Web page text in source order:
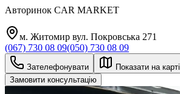
Авторинок CAR MARKET
м. Житомир вул. Покровська 271
(067) 730 08 09(050) 730 08 09
Зателефонувати
Показати на карті
Замовити консультацію